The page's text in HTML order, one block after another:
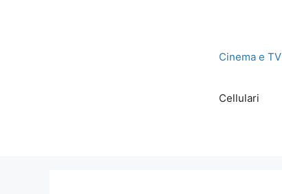
Cinema e TV
Cellulari